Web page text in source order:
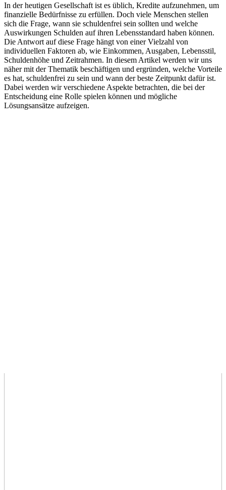
sollte
man
schuldenfrei
sein?
In der heutigen Gesellschaft ist es üblich, Kredite aufzunehmen, um
finanzielle Bedürfnisse zu erfüllen. Doch viele Menschen stellen
sich die Frage, wann sie schuldenfrei sein sollten und welche
Auswirkungen Schulden auf ihren Lebensstandard haben können.
Die Antwort auf diese Frage hängt von einer Vielzahl von
individuellen Faktoren ab, wie Einkommen, Ausgaben, Lebensstil,
Schuldenhöhe und Zeitrahmen. In diesem Artikel werden wir uns
näher mit der Thematik beschäftigen und ergründen, welche Vorteile
es hat, schuldenfrei zu sein und wann der beste Zeitpunkt dafür ist.
Dabei werden wir verschiedene Aspekte betrachten, die bei der
Entscheidung eine Rolle spielen können und mögliche
Lösungsansätze aufzeigen.